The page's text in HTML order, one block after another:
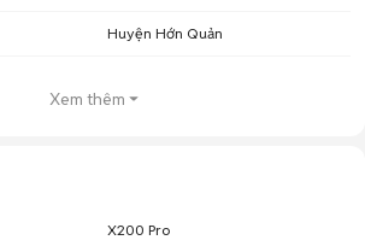
Huyện Hớn Quản
Xem thêm
X200 Pro